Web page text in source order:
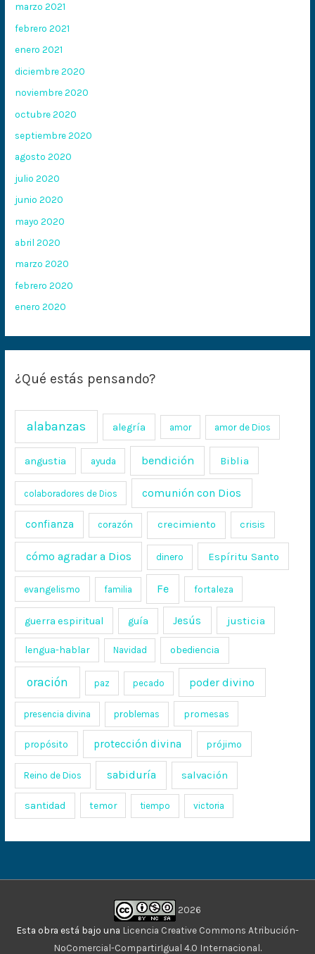
marzo 2021
febrero 2021
enero 2021
diciembre 2020
noviembre 2020
octubre 2020
septiembre 2020
agosto 2020
julio 2020
junio 2020
mayo 2020
abril 2020
marzo 2020
febrero 2020
enero 2020
¿Qué estás pensando?
alabanzas alegría amor amor de Dios
angustia ayuda bendición Biblia
colaboradores de Dios comunión con Dios
confianza corazón crecimiento crisis
cómo agradar a Dios dinero Espíritu Santo
evangelismo familia Fe fortaleza
guerra espiritual guía Jesús justicia
lengua-hablar Navidad obediencia
oración paz pecado poder divino
presencia divina problemas promesas
propósito protección divina prójimo
Reino de Dios sabiduría salvación
santidad temor tiempo victoria
2026
Esta obra está bajo una Licencia Creative Commons Atribución-
NoComercial-CompartirIgual 4.0 Internacional.